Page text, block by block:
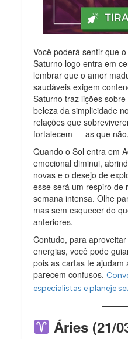
Você poderá sentir que
Saturno logo entra em
lembrar que o amor
saudáveis exigem
Saturno traz lições
beleza da simplicidade
relações que
fortalecem — as que
Quando o Sol entra em
emocional diminui,
novas e o desejo de
esse será um respiro de
semana intensa. Olhe
mas sem esquecer do
anteriores.
Contudo, para
energias, você pode
pois as cartas te
parecem confusos.
especialistas e planeje
Áries (21/